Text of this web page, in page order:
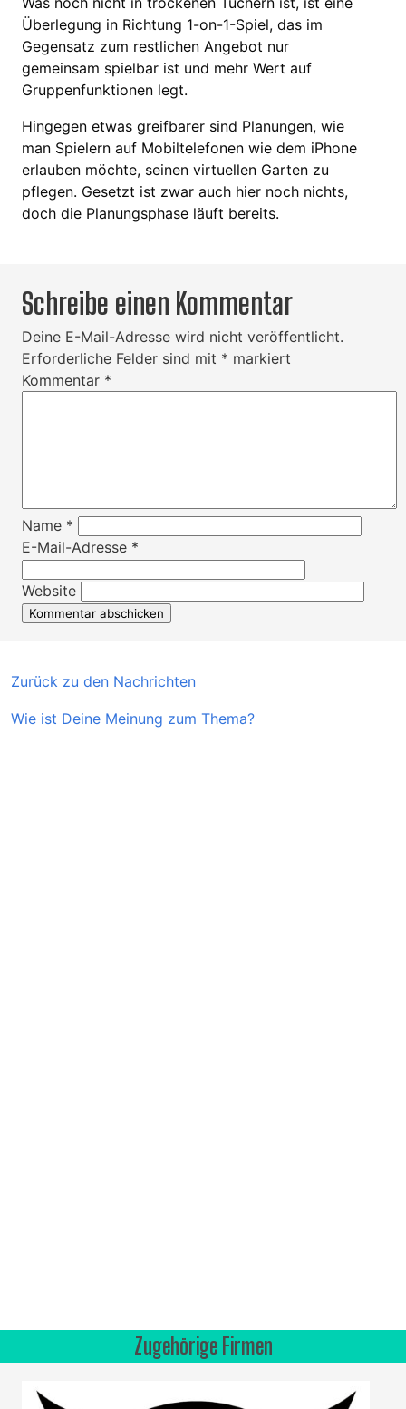
Überlegung in Richtung 1-on-1-Spiel, das im
Gegensatz zum restlichen Angebot nur
gemeinsam spielbar ist und mehr Wert auf
Gruppenfunktionen legt.
Hingegen etwas greifbarer sind Planungen, wie
man Spielern auf Mobiltelefonen wie dem iPhone
erlauben möchte, seinen virtuellen Garten zu
pflegen. Gesetzt ist zwar auch hier noch nichts,
doch die Planungsphase läuft bereits.
Schreibe einen Kommentar
Deine E-Mail-Adresse wird nicht veröffentlicht.
Erforderliche Felder sind mit * markiert
Kommentar *
Name *
E-Mail-Adresse *
Website
Zurück zu den Nachrichten
Wie ist Deine Meinung zum Thema?
Zugehörige Firmen